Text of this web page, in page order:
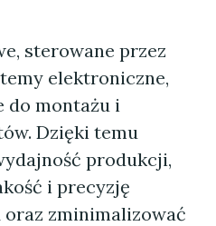
sterowane przez
elektroniczne,
do montażu i
Dzięki temu
produkcji,
i precyzję
zminimalizować